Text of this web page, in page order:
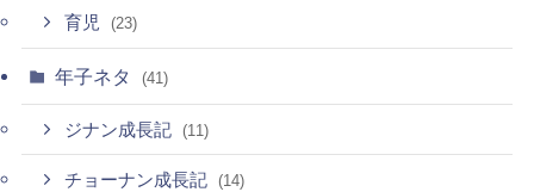
育児 (23)
年子ネタ (41)
ジナン成長記 (11)
チョーナン成長記 (14)